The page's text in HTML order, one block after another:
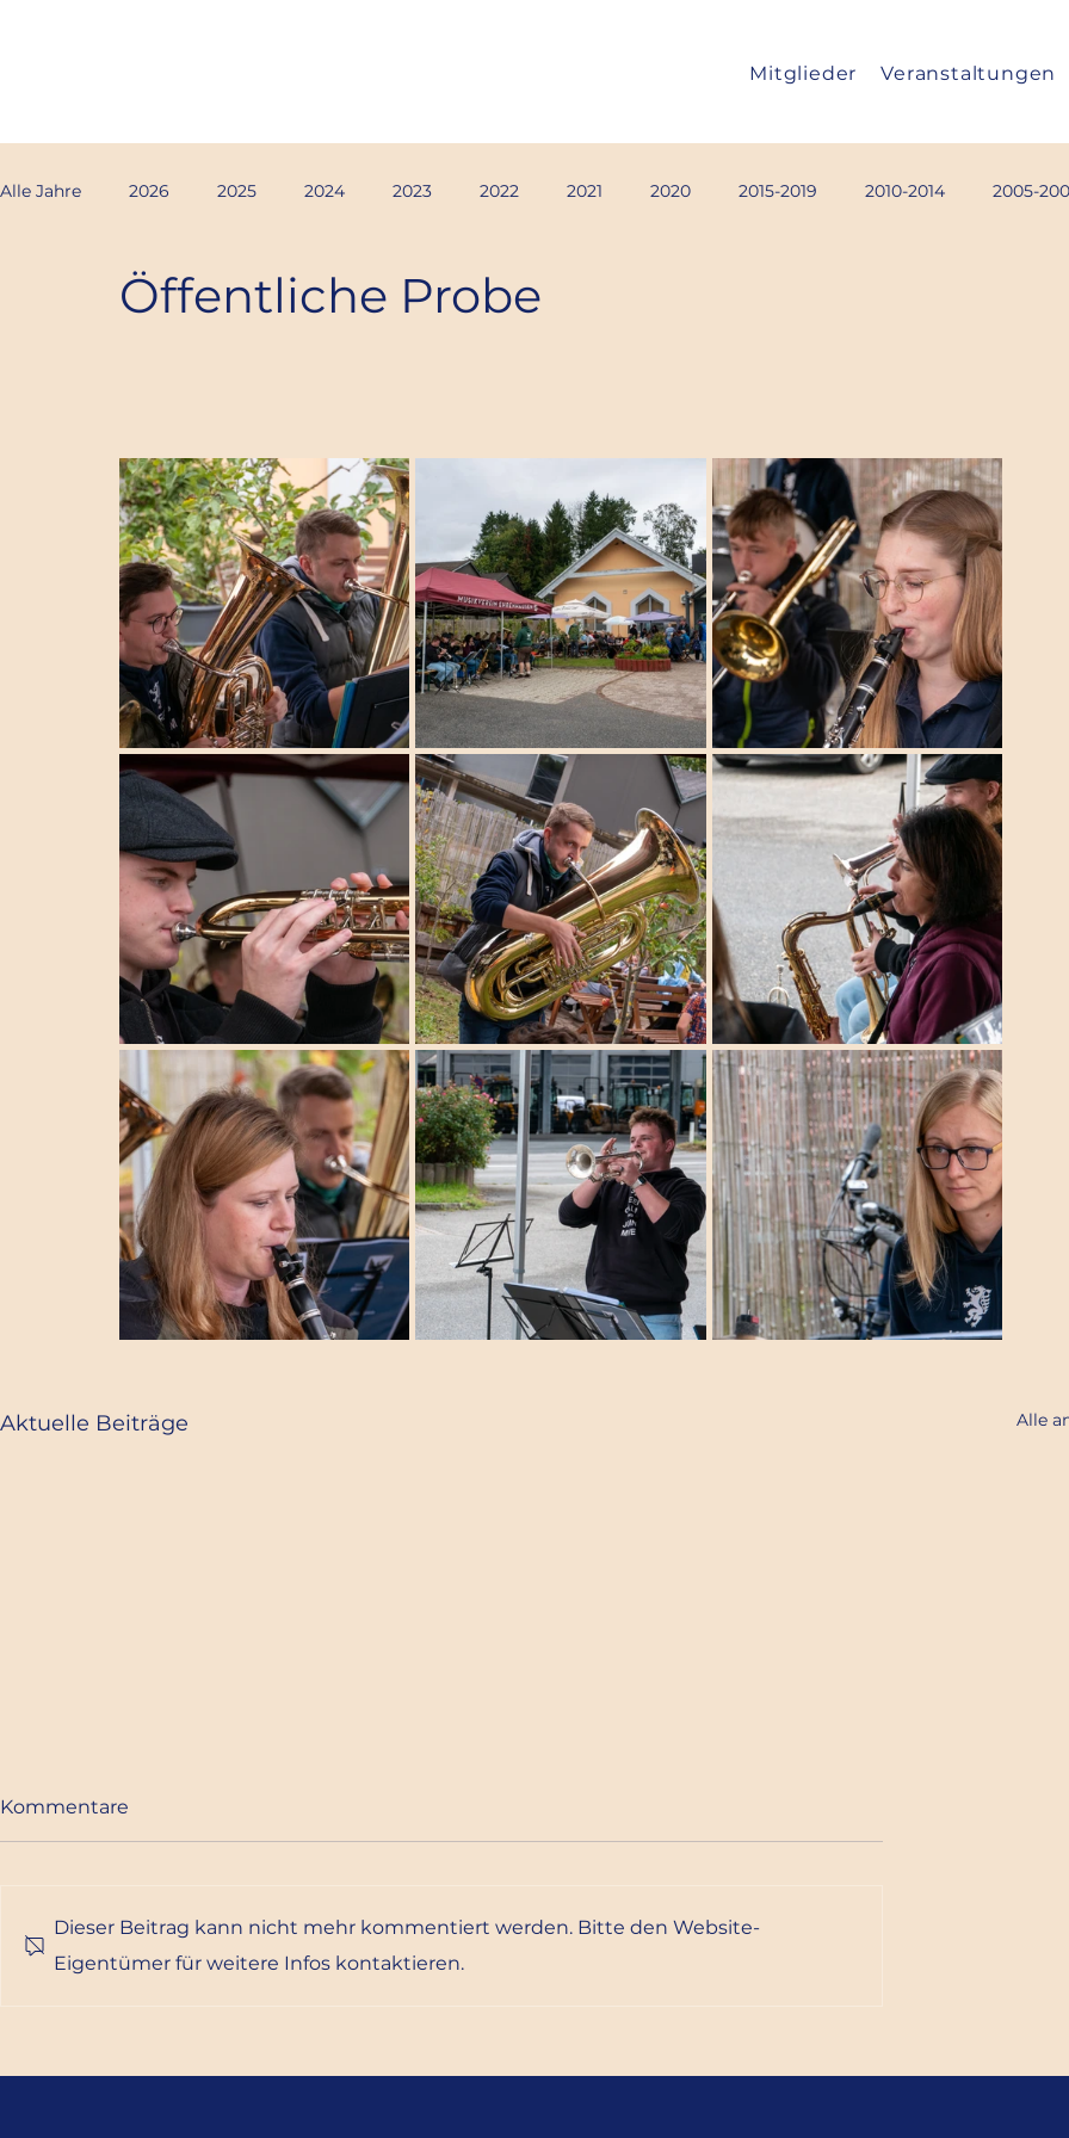
Mitglieder Veranstaltungen
Alle Jahre 2026 2025 2024 2023 2022 2021 2020 2015-2019 2010-2014 2005-
Öffentliche Probe
Aktuelle Beiträge Alle
Adventkonzert
Kommentare
Dieser Beitrag kann nicht mehr kommentiert werden. Bitte den Website-
Eigentümer für weitere Infos kontaktieren.